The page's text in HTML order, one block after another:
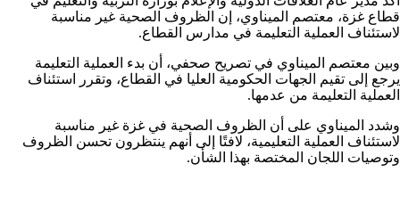
قطاع غزة، معتصم الميناوي، إن الظروف الصحية غير مناسبة
لاستئناف العملية التعليمة في مدارس القطاع.
وبين معتصم الميناوي في تصريح صحفي، أن بدء العملية التعليمة
يرجع إلى تقيم الجهات الحكومية العليا في القطاع، وتقرر استئناف
العملية التعليمة من عدمها.
وشدد الميناوي على أن الظروف الصحية في غزة غير مناسبة
لاستئناف العملية التعليمية، لافتًا إلى أنهم ينتظرون تحسن الظروف
وتوصيات اللجان المختصة بهذا الشأن.